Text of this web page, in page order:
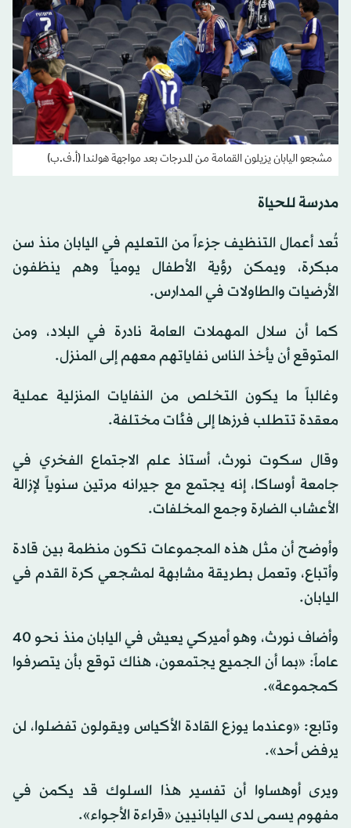
مشجعو اليابان يزيلون القمامة من المدرجات بعد مواجهة هولندا (أ.ف.ب)
مدرسة للحياة
تُعد أعمال التنظيف جزءاً من التعليم في اليابان منذ سن
مبكرة، ويمكن رؤية الأطفال يومياً وهم ينظفون
الأرضيات والطاولات في المدارس.
كما أن سلال المهملات العامة نادرة في البلاد، ومن
المتوقع أن يأخذ الناس نفاياتهم معهم إلى المنزل.
وغالباً ما يكون التخلص من النفايات المنزلية عملية
معقدة تتطلب فرزها إلى فئات مختلفة.
وقال سكوت نورث، أستاذ علم الاجتماع الفخري في
جامعة أوساكا، إنه يجتمع مع جيرانه مرتين سنوياً لإزالة
الأعشاب الضارة وجمع المخلفات.
وأوضح أن مثل هذه المجموعات تكون منظمة بين قادة
وأتباع، وتعمل بطريقة مشابهة لمشجعي كرة القدم في
اليابان.
وأضاف نورث، وهو أميركي يعيش في اليابان منذ نحو 40
عاماً: «بما أن الجميع يجتمعون، هناك توقع بأن يتصرفوا
كمجموعة».
وتابع: «وعندما يوزع القادة الأكياس ويقولون تفضلوا، لن
يرفض أحد».
ويرى أوهساوا أن تفسير هذا السلوك قد يكمن في
مفهوم يسمى لدى اليابانيين «قراءة الأجواء».